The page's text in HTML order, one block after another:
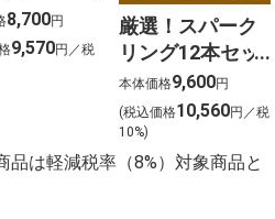
8,700円
9,570円／税
厳選！スパーク
リング12本セッ
ト 金賞受賞ワイ
ンを含む１２本
を選びました！
本体価格9,600円
(税込価格10,560円／税
10%)
品は軽減税率（8%）対象商品と